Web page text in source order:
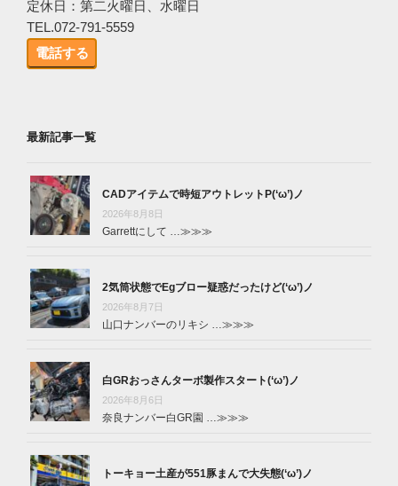
定休日：第二火曜日、水曜日
TEL.072-791-5559
電話する
最新記事一覧
CADアイテムで時短アウトレットP(‘ω’)ノ
2026年8月8日
Garrettにして … ≫≫≫
2気筒状態でEgブロー疑惑だったけど(‘ω’)ノ
2026年8月7日
山口ナンバーのリキシ … ≫≫≫
白GRおっさんターボ製作スタート(‘ω’)ノ
2026年8月6日
奈良ナンバー白GR園 … ≫≫≫
トーキョー土産が551豚まんで大失態(‘ω’)ノ